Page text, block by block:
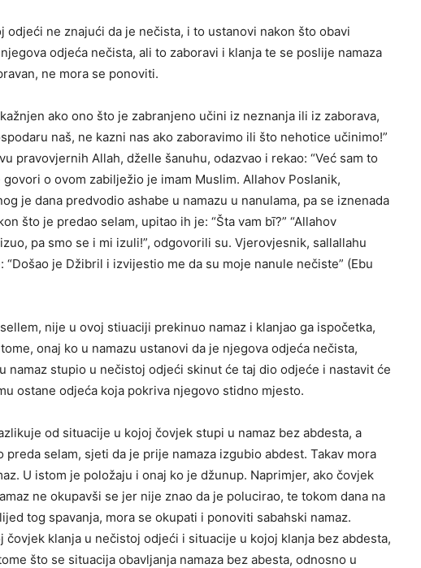
odjeći ne znajući da je nečista, i to ustanovi nakon što obavi
odjeća nečista, ali to zaboravi i klanja te se poslije namaza
ne mora se ponoviti.
ako ono što je zabranjeno učini iz neznanja ili iz zaborava,
naš, ne kazni nas ako zaboravimo ili što nehotice učinimo!”
pravovjernih Allah, dželle šanuhu, odazvao i rekao: “Već sam to
o ovom zabilježio je imam Muslim. Allahov Poslanik,
je dana predvodio ashabe u namazu u nanulama, pa se iznenada
što je predao selam, upitao ih je: “Šta vam bī?” “Allahov
pa smo se i mi izuli!”, odgovorili su. Vjerovjesnik, sallallahu
je Džibril i izvijestio me da su moje nanule nečiste” (Ebu
nije u ovoj stiuaciji prekinuo namaz i klanjao ga ispočetka,
onaj ko u namazu ustanovi da je njegova odjeća nečista,
namaz stupio u nečistoj odjeći skinut će taj dio odjeće i nastavit će
ostane odjeća koja pokriva njegovo stidno mjesto.
od situacije u kojoj čovjek stupi u namaz bez abdesta, a
preda selam, sjeti da je prije namaza izgubio abdest. Takav mora
U istom je položaju i onaj ko je džunup. Naprimjer, ako čovjek
ne okupavši se jer nije znao da je polucirao, te tokom dana na
tog spavanja, mora se okupati i ponoviti sabahski namaz.
čovjek klanja u nečistoj odjeći i situacije u kojoj klanja bez abdesta,
što se situacija obavljanja namaza bez abesta, odnosno u